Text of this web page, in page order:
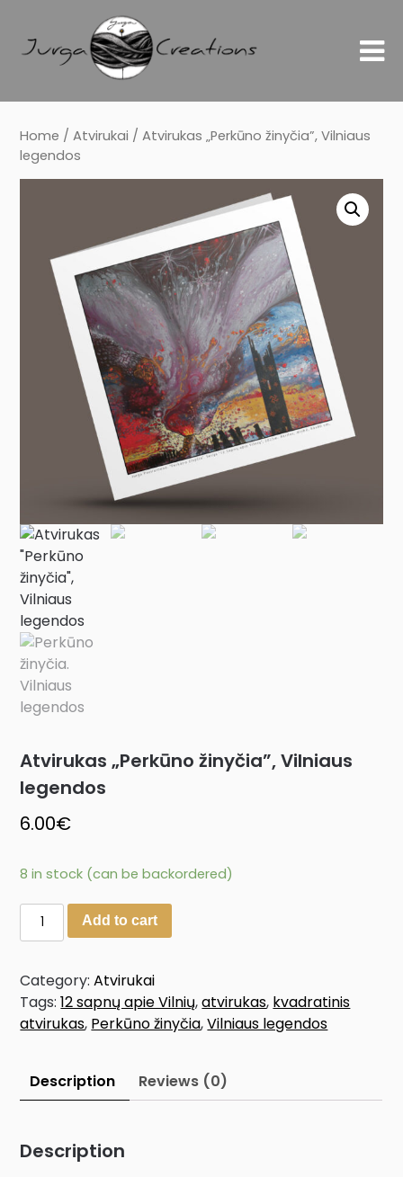
Home /Atvirukai / Atvirukas „Perkūno žinyčia”, Vilniaus
legendos
Atvirukas „Perkūno žinyčia”, Vilniaus
legendos
6.00€
8 in stock (can be backordered)
Add to cart
Category:Atvirukai
Tags:12 sapnų apie Vilnių,atvirukas, kvadratinis
atvirukas, Perkūno žinyčia,Vilniaus legendos
Description Reviews (0)
Description